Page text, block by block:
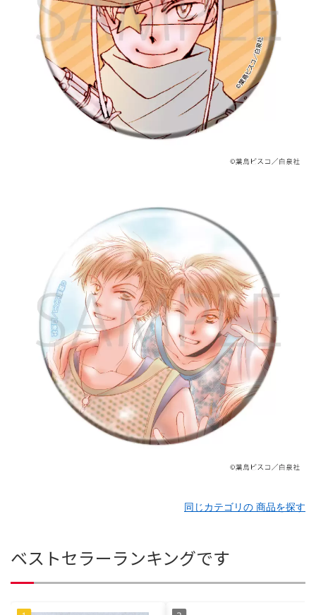
同じカテゴリの 商品を探す
ベストセラーランキングです